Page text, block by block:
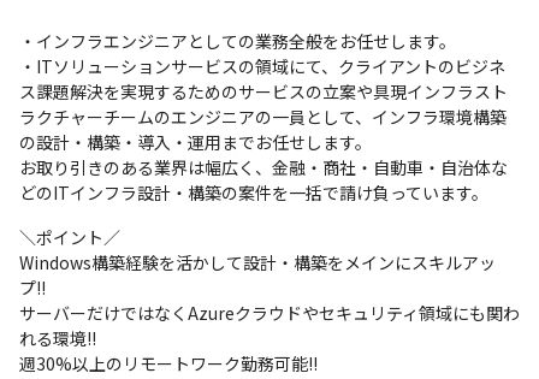
・インフラエンジニアとしての業務全般をお任せします。
・ITソリューションサービスの領域にて、クライアントのビジネ
ス課題解決を実現するためのサービスの立案や具現インフラスト
ラクチャーチームのエンジニアの一員として、インフラ環境構築
の設計・構築・導入・運用までお任せします。
お取り引きのある業界は幅広く、金融・商社・自動車・自治体な
どのITインフラ設計・構築の案件を一括で請け負っています。
＼ポイント／
Windows構築経験を活かして設計・構築をメインにスキルアッ
プ!!
サーバーだけではなくAzureクラウドやセキュリティ領域にも関わ
れる環境!!
週30%以上のリモートワーク勤務可能!!